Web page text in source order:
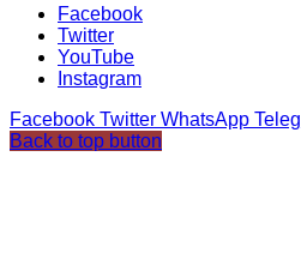
Facebook
Twitter
YouTube
Instagram
Facebook Twitter WhatsApp
Back to top button